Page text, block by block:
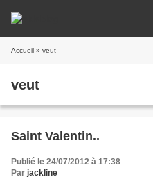
Accueil » veut
veut
Saint Valentin..
Publié le 24/07/2012 à 17:38
Par jackline